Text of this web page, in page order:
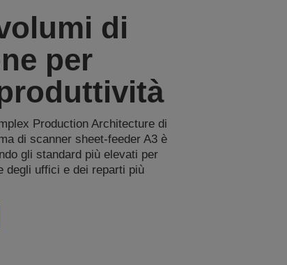
di
per
Production Architecture di
di scanner sheet-feeder A3 è
gli standard più elevati per
degli uffici e dei reparti più